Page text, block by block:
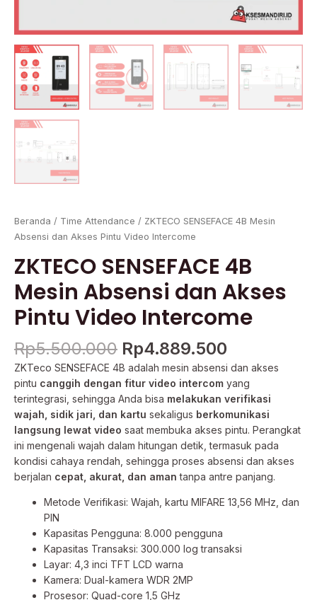
Beranda / Time Attendance / ZKTECO SENSEFACE 4B Mesin
Absensi dan Akses Pintu Video Intercome
ZKTECO SENSEFACE 4B
Mesin Absensi dan Akses
Pintu Video Intercome
Rp5.500.000 Rp4.889.500
ZKTeco SENSEFACE 4B adalah mesin absensi dan akses
pintu canggih dengan fitur video intercom yang
terintegrasi, sehingga Anda bisa melakukan verifikasi
wajah, sidik jari, dan kartu sekaligus berkomunikasi
langsung lewat video saat membuka akses pintu. Perangkat
ini mengenali wajah dalam hitungan detik, termasuk pada
kondisi cahaya rendah, sehingga proses absensi dan akses
berjalan cepat, akurat, dan aman tanpa antre panjang.
Metode Verifikasi: Wajah, kartu MIFARE 13,56 MHz, dan
PIN
Kapasitas Pengguna: 8.000 pengguna
Kapasitas Transaksi: 300.000 log transaksi
Layar: 4,3 inci TFT LCD warna
Kamera: Dual-kamera WDR 2MP
Prosesor: Quad-core 1,5 GHz